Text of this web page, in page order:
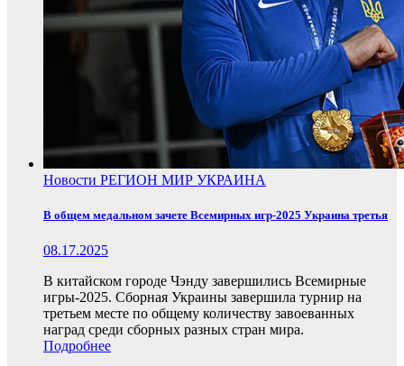
Новости РЕГИОН МИР УКРАИНА
В общем медальном зачете Всемирных игр-2025 Украина третья
08.17.2025
В китайском городе Чэнду завершились Всемирные
игры-2025. Сборная Украины завершила турнир на
третьем месте по общему количеству завоеванных
наград среди сборных разных стран мира.
Подробнее